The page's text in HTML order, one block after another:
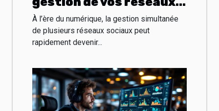
sociaux augmente
l'efficacité?
À l’ère du numérique, la gestion simultanée
de plusieurs réseaux sociaux peut
rapidement devenir...